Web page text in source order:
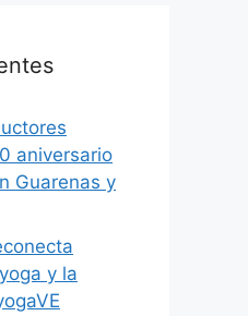
aniversario
Guarenas y
y la